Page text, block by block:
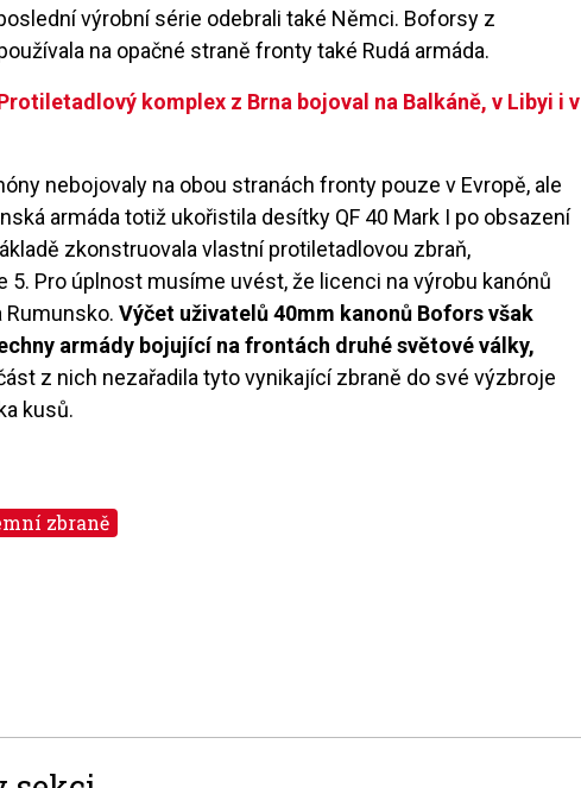
výrobní série odebrali také Němci. Boforsy z
na opačné straně fronty také Rudá armáda.
komplex z Brna bojoval na Balkáně, v Libyi i v
nebojovaly na obou stranách fronty pouze v Evropě, ale
armáda totiž ukořistila desítky QF 40 Mark I po obsazení
zkonstruovala vlastní protiletadlovou zbraň,
5. Pro úplnost musíme uvést, že licenci na výrobu kanónů
Rumunsko.Výčet uživatelů 40mm kanonů Bofors však
armády bojující na frontách druhé světové války,
z nich nezařadila tyto vynikající zbraně do své výzbroje
kusů.
zbraně